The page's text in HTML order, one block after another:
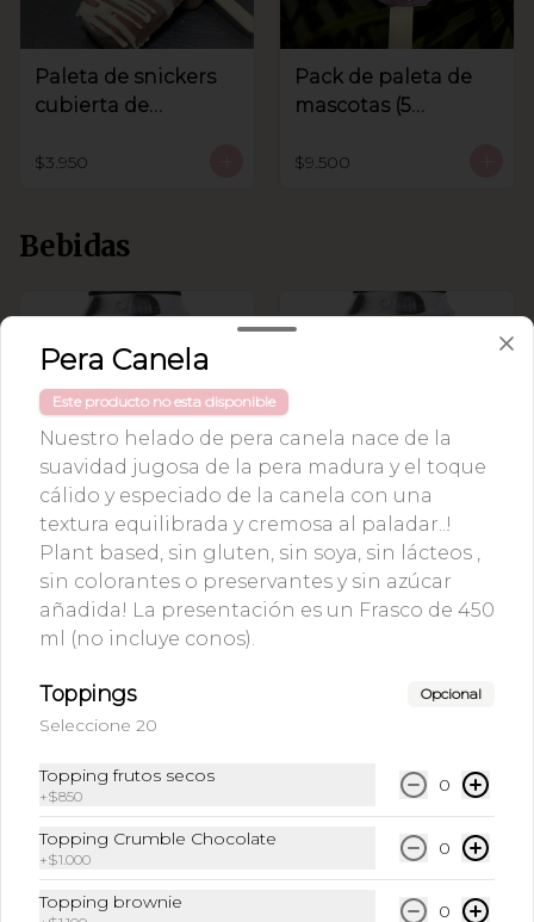
Paleta de snickers
cubierta de
$3.950
Pack de paleta de
mascotas (5
$9.500
Bebidas
Kombucha Berries
Lata 355 ml
$3.300
Kombucha
Manzana Genjibre
lata 355 ml
$3.300
Conócenos
Pera Canela
Este producto no esta disponible
Nuestro helado de pera canela nace de la
suavidad jugosa de la pera madura y el toque
cálido y especiado de la canela con una
textura equilibrada y cremosa al paladar..!
Plant based, sin gluten, sin soya, sin lácteos ,
sin colorantes o preservantes y sin azúcar
añadida! La presentación es un Frasco de 450
ml (no incluye conos).
Toppings Opcional
Seleccione 20
Topping frutos secos
+$850
0
Topping Crumble Chocolate
+$1.000
0
Topping brownie 0